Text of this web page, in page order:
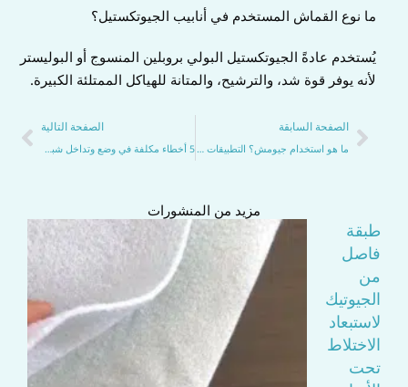
ما نوع القماش المستخدم في أنابيب الجيوتكستيل؟
يُستخدم عادةً الجيوتكستيل البولي بروبلين المنسوج أو البوليستر
لأنه يوفر قوة شد، والترشيح، والمتانة للهياكل الممتلئة الكبيرة.
السابق
الصفحة السابقة
ما هو استخدام جيومش؟ التطبيقات الرئيسية الأربعة في الهندسة المدنية
الصفحة التالية
5 أخطاء مكلفة في وضع وتداخل شبكات التسليح للجدران الاستنادية يجب تجنبها
مزيد من المنشورات
طبقة
فاصل
من
الجيوتيك
لاستبعاد
الاختلاط
تحت